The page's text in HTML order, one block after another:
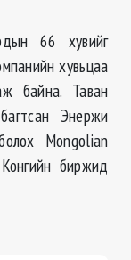
66 хувийг
хувьцаа
байна. Таван
Энержи
Mongolian
биржид